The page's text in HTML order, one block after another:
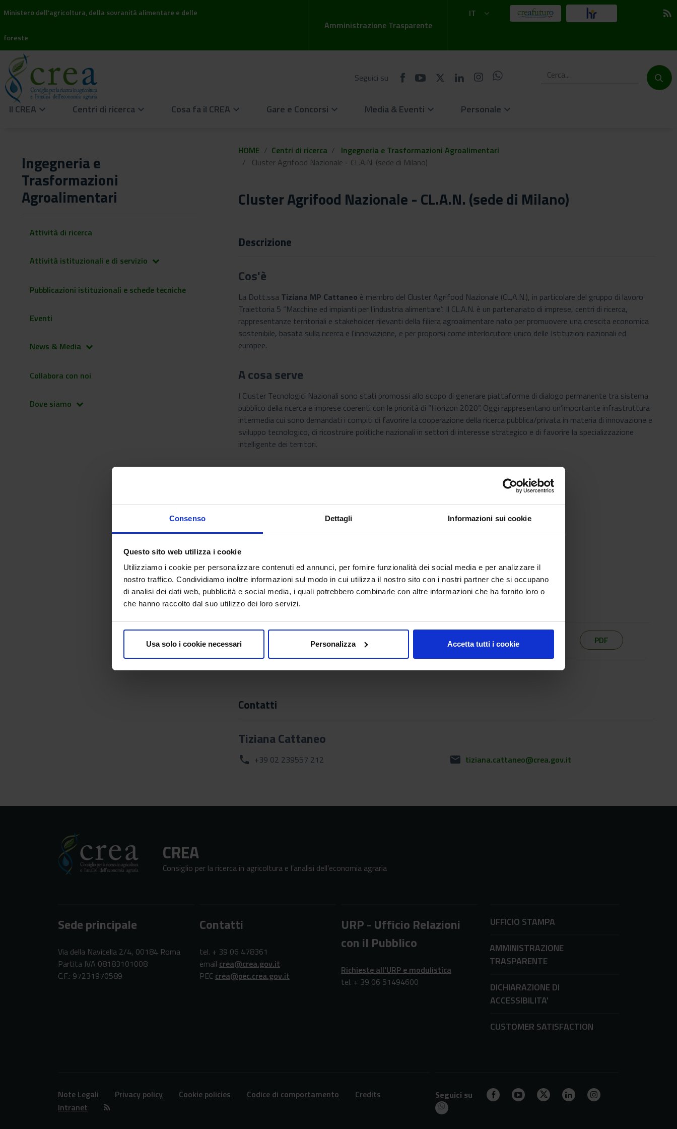
Consenso Dettagli Informazioni sui cookie
Questo sito web utilizza i cookie
Utilizziamo i cookie per personalizzare contenuti ed annunci, per fornire funzionalità dei social media e per analizzare il
nostro traffico. Condividiamo inoltre informazioni sul modo in cui utilizza il nostro sito con i nostri partner che si occupano
di analisi dei dati web, pubblicità e social media, i quali potrebbero combinarle con altre informazioni che ha fornito loro o
che hanno raccolto dal suo utilizzo dei loro servizi.
Usa solo i cookie necessari Personalizza Accetta tutti i cookie
Ministero dell'agricoltura, della sovranità alimentare e delle
foreste
Amministrazione Trasparente
IT rss_feed
Seguici su
Il CREA keyboard_arrow_down Centri di ricerca keyboard_arrow_down Cosa fa il CREA keyboard_arrow_down Gare e Concorsi keyboard_arrow_down Media & Eventi keyboard_arrow_down Personale keyboard_arrow_down
Ingegneria e
Trasformazioni
Agroalimentari
Attività di ricerca
Attività istituzionali e di servizio keyboard_arrow_down
Pubblicazioni istituzionali e schede tecniche
Eventi
News & Media keyboard_arrow_down
Collabora con noi
Dove siamo keyboard_arrow_down
HOME Centri di ricerca
Ingegneria e Trasformazioni Agroalimentari
Cluster Agrifood Nazionale - CL.A.N. (sede di Milano)
Cluster Agrifood Nazionale - CL.A.N. (sede di Milano)
Descrizione
Cos'è
La Dott.ssa Tiziana MP Cattaneo è membro del Cluster Agrifood Nazionale (CL.A.N.), in particolare del gruppo di lavoro
Traiettoria 5 “Macchine ed impianti per l’industria alimentare”. Il CL.A.N. è un partenariato di imprese, centri di ricerca,
rappresentanze territoriali e stakeholder rilevanti della filiera agroalimentare nato per promuovere una crescita economica
sostenibile, basata sulla ricerca e l'innovazione, e per proporsi come interlocutore unico delle Istituzioni nazionali ed
europee.
A cosa serve
I Cluster Tecnologici Nazionali sono stati promossi allo scopo di generare piattaforme di dialogo permanente tra sistema
pubblico della ricerca e imprese coerenti con le priorità di “Horizon 2020”. Oggi rappresentano un’importante infrastruttura
intermedia cui sono demandati i compiti di favorire la cooperazione della ricerca pubblica/privata in materia di innovazione e
sviluppo tecnologico, di ricostruire politiche nazionali in settori di interesse strategico e di favorire la specializzazione
intelligente dei territori.
Documenti
Cluster Agrifood Nazionale PDF
Contatti
Tiziana Cattaneo
phone +39 02 239557 212 mail tiziana.cattaneo@crea.gov.it
CREA
Consiglio per la ricerca in agricoltura e l’analisi dell’economia agraria
Sede principale
Via della Navicella 2/4, 00184 Roma
Partita IVA 08183101008
C.F.: 97231970589
Contatti
tel. + 39 06 478361
email crea@crea.gov.it
PEC crea@pec.crea.gov.it
URP - Ufficio Relazioni
con il Pubblico
Richieste all'URP e modulistica
tel. + 39 06 51494600
UFFICIO STAMPA
AMMINISTRAZIONE
TRASPARENTE
DICHIARAZIONE DI
ACCESSIBILITA'
CUSTOMER SATISFACTION
Note Legali Privacy policy Cookie policies Codice di comportamento
Credits
Intranet
Seguici su